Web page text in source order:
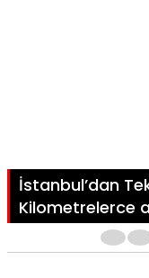
İstanbul’dan
Kilometrelerce